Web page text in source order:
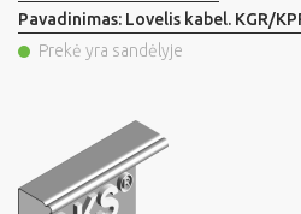
Pavadinimas: Lovelis kabel. KGR/
Prekė yra sandėlyje